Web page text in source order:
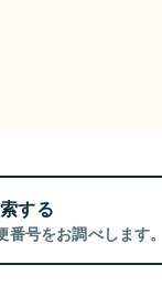
する
号をお調べします。